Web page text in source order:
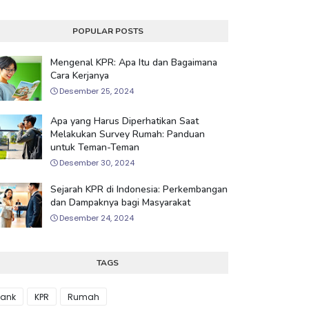
POPULAR POSTS
Mengenal KPR: Apa Itu dan Bagaimana
Cara Kerjanya
Desember 25, 2024
Apa yang Harus Diperhatikan Saat
Melakukan Survey Rumah: Panduan
untuk Teman-Teman
Desember 30, 2024
Sejarah KPR di Indonesia: Perkembangan
dan Dampaknya bagi Masyarakat
Desember 24, 2024
TAGS
KPR Rumah